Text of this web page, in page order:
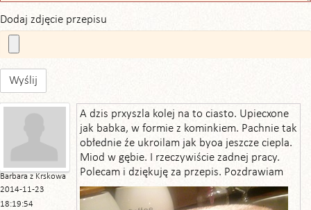
Dodaj zdjęcie przepisu
Wyślij
Barbara z Krskowa
2014-11-23
18:19:54
A dzis prxyszla kolej na to ciasto. Upiecxone
jak babka, w formie z kominkiem. Pachnie tak
obłednie źe ukroilam jak byoa jeszcze ciepla.
Miod w gębie. I rzeczywiście zadnej pracy.
Polecam i dziękuję za przepis. Pozdrawiam